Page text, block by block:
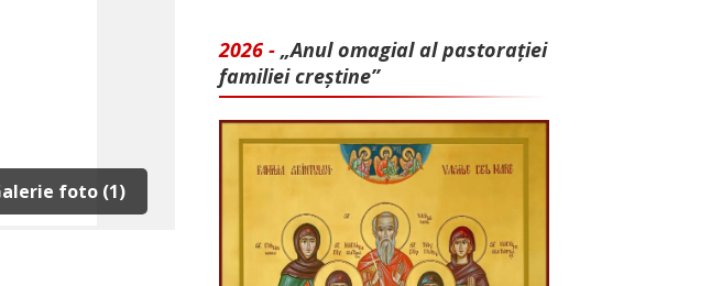
foto (1)
2026 - „Anul omagial al pastorației
familiei creștine”